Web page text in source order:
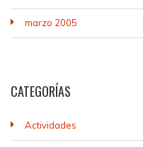
marzo 2005
CATEGORÍAS
Actividades